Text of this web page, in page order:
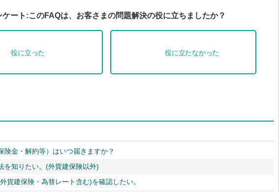
ケート:このFAQは、お客さまの問題解決の役に立ちましたか？
役に立った 役に立たなかった
険金・解約等）はいつ届きますか？
を知りたい。(外貨建保険以外)
貨建保険・為替レート含む)を確認したい。